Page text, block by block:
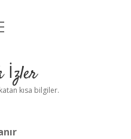
İzler
kısa bilgiler.